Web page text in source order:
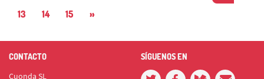
13
14 15 »
CONTACTO
Cuonda SL
SÍGUENOS EN